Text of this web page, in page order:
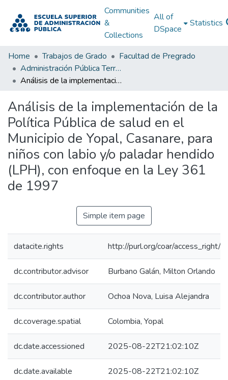
Communities
&
Collections
All of
DSpace
Statistics
Home Trabajos de Grado
Facultad de Pregrado
Administración Pública Territorial (APT)
Análisis de la implementación de la Política Pública de salud en el Municipio de Yopal, Casanare, para niños con labio y/o paladar hendido (LPH), con enfoque en la Ley 361 de 1997
Análisis de la implementación de la
Política Pública de salud en el
Municipio de Yopal, Casanare, para
niños con labio y/o paladar hendido
(LPH), con enfoque en la Ley 361
de 1997
Simple item page
datacite.rights http://purl.org/coar/access_right/
dc.contributor.advisor Burbano Galán, Milton Orlando
dc.contributor.author Ochoa Nova, Luisa Alejandra
dc.coverage.spatial Colombia, Yopal
dc.date.accessioned 2025-08-22T21:02:10Z
dc.date.available 2025-08-22T21:02:10Z